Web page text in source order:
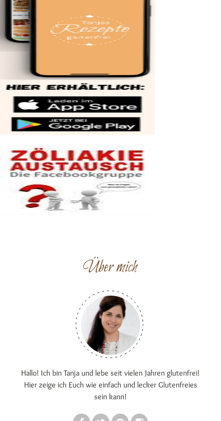
Über mich
Hallo! Ich bin Tanja und lebe seit vielen Jahren glutenfrei!
Hier zeige ich Euch wie einfach und lecker Glutenfreies
sein kann!